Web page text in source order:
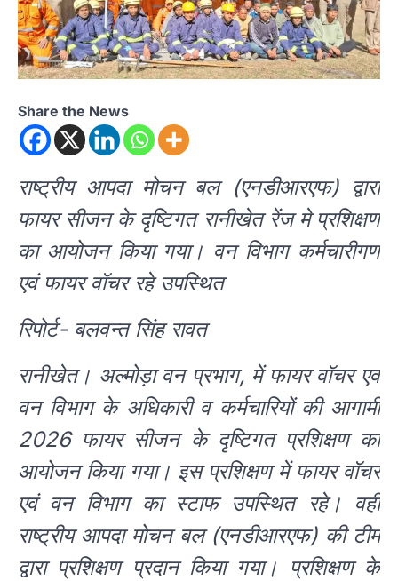
Share the News
राष्ट्रीय आपदा मोचन बल (एनडीआरएफ) द्वारा
फायर सीजन के दृष्टिगत रानीखेत रेंज मे प्रशिक्षण
का आयोजन किया गया। वन विभाग कर्मचारीगण
एवं फायर वॉचर रहे उपस्थित
रिपोर्ट- बलवन्त सिंह रावत
रानीखेत। अल्मोड़ा वन प्रभाग, में फायर वॉचर एवं
वन विभाग के अधिकारी व कर्मचारियों की आगामी
2026 फायर सीजन के दृष्टिगत प्रशिक्षण का
आयोजन किया गया। इस प्रशिक्षण में फायर वॉचर
एवं वन विभाग का स्टाफ उपस्थित रहे। वही
राष्ट्रीय आपदा मोचन बल (एनडीआरएफ) की टीम
द्वारा प्रशिक्षण प्रदान किया गया। प्रशिक्षण के